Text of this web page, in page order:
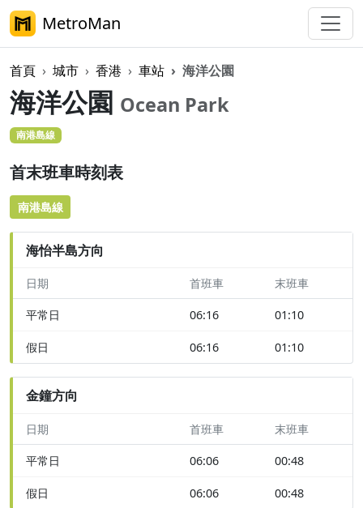
MetroMan
首頁 城市 香港 車站 海洋公園
海洋公園 Ocean Park
南港島線
首末班車時刻表
南港島線
海怡半島方向
日期 首班車 末班車
平常日 06:16 01:10
假日 06:16 01:10
金鐘方向
日期 首班車 末班車
平常日 06:06 00:48
假日 06:06 00:48